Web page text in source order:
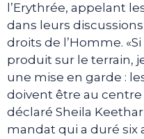
l’Erythrée, appelant
dans leurs
droits de l’Homme.
produit sur le terrain,
une mise en garde :
doivent être au centre
déclaré Sheila
mandat qui a duré six